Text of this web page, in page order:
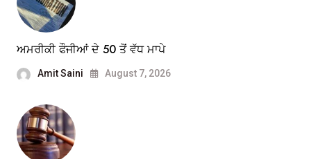
ਅਮਰੀਕੀ ਫੌਜੀਆਂ ਦੇ 50 ਤੋਂ ਵੱਧ ਮਾਪੇ
Amit Saini August 7, 2026